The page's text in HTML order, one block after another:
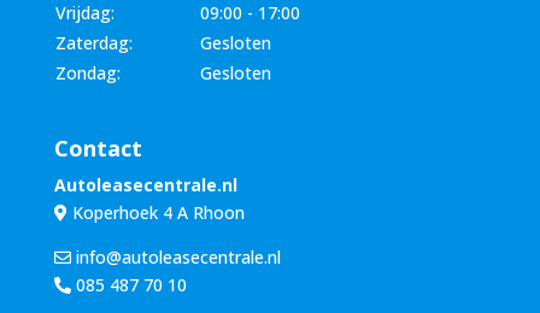
Vrijdag:
09:00 - 17:00
Zaterdag:
Gesloten
Zondag:
Gesloten
Contact
Autoleasecentrale.nl
Koperhoek 4 A Rhoon
info@autoleasecentrale.nl
085 487 70 10